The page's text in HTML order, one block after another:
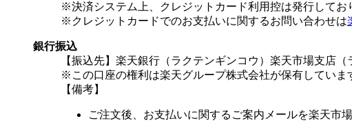
※決済システム上、クレジットカード利用控は発行してお
※クレジットカードでのお支払いに関するお問い合わせは
銀行振込
【振込先】楽天銀行（ラクテンギンコウ）楽天市場支店
※この口座の権利は楽天グループ株式会社が保有していま
【備考】
ご注文後、お支払いに関するご案内メールを楽天市